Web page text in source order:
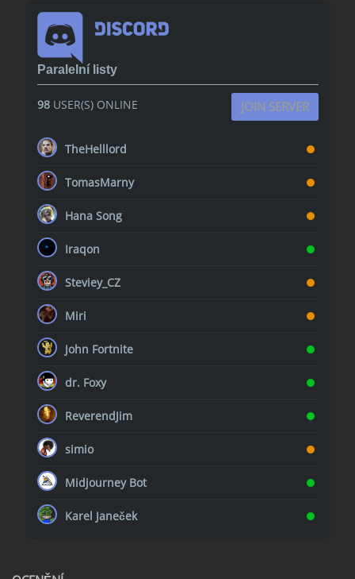
Paralelní listy
98USER(S) ONLINE JOIN SERVER
TheHelllord
TomasMarny
Hana Song
Iraqon
Steviey_CZ
Miri
John Fortnite
dr. Foxy
ReverendJim
simio
Midjourney Bot
Karel Janeček